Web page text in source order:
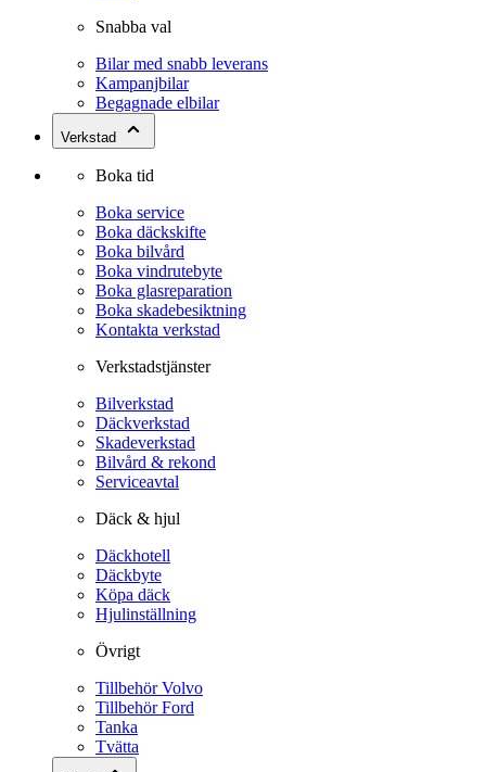
Snabba val
Bilar med snabb leverans
Kampanjbilar
Begagnade elbilar
Verkstad
Boka tid
Boka service
Boka däckskifte
Boka bilvård
Boka vindrutebyte
Boka glasreparation
Boka skadebesiktning
Kontakta verkstad
Verkstadstjänster
Bilverkstad
Däckverkstad
Skadeverkstad
Bilvård & rekond
Serviceavtal
Däck & hjul
Däckhotell
Däckbyte
Köpa däck
Hjulinställning
Övrigt
Tillbehör Volvo
Tillbehör Ford
Tanka
Tvätta